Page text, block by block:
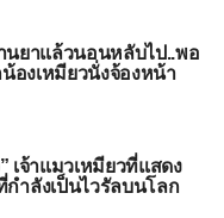
นยาแล้วนอนหลับไป..พอ
องเหมียวนั่งจ้องหน้า
เจ้าแมวเหมียวที่แสดง
ำลังเป็นไวรัลบนโลก